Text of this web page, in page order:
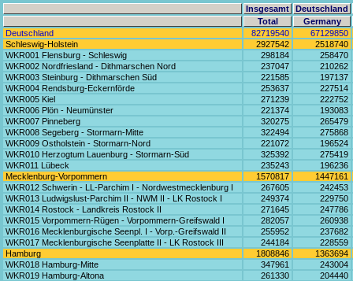
Insgesamt
Deutschland
Total
Germany
Deutschland
82719540
67129850
Schleswig-Holstein
2927542
2518740
WKR001 Flensburg - Schleswig
298184
258470
WKR002 Nordfriesland - Dithmarschen Nord
237047
210262
WKR003 Steinburg - Dithmarschen Süd
221585
197137
WKR004 Rendsburg-Eckernförde
253637
227514
WKR005 Kiel
271239
222752
WKR006 Plön - Neumünster
221374
193083
WKR007 Pinneberg
320275
265479
WKR008 Segeberg - Stormarn-Mitte
322494
275868
WKR009 Ostholstein - Stormarn-Nord
221072
196524
WKR010 Herzogtum Lauenburg - Stormarn-Süd
325392
275419
WKR011 Lübeck
235243
196236
Mecklenburg-Vorpommern
1570817
1447161
WKR012 Schwerin - LL-Parchim I - Nordwestmecklenburg I
267605
242453
WKR013 Ludwigslust-Parchim II - NWM II - LK Rostock I
249374
229750
WKR014 Rostock - Landkreis Rostock II
271645
247786
WKR015 Vorpommern-Rügen - Vorpommern-Greifswald I
282057
260938
WKR016 Mecklenburgische Seenpl. I - Vorp.-Greifswald II
255952
237682
WKR017 Mecklenburgische Seenplatte II - LK Rostock III
244184
228559
Hamburg
1808846
1363694
WKR018 Hamburg-Mitte
347961
243004
WKR019 Hamburg-Altona
261330
204440